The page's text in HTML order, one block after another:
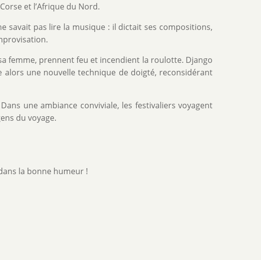
et l’Afrique du Nord.
savait pas lire la musique : il dictait ses compositions,
femme, prennent feu et incendient la roulotte. Django
alors une nouvelle technique de doigté, reconsidérant
une ambiance conviviale, les festivaliers voyagent
du voyage.
la bonne humeur !